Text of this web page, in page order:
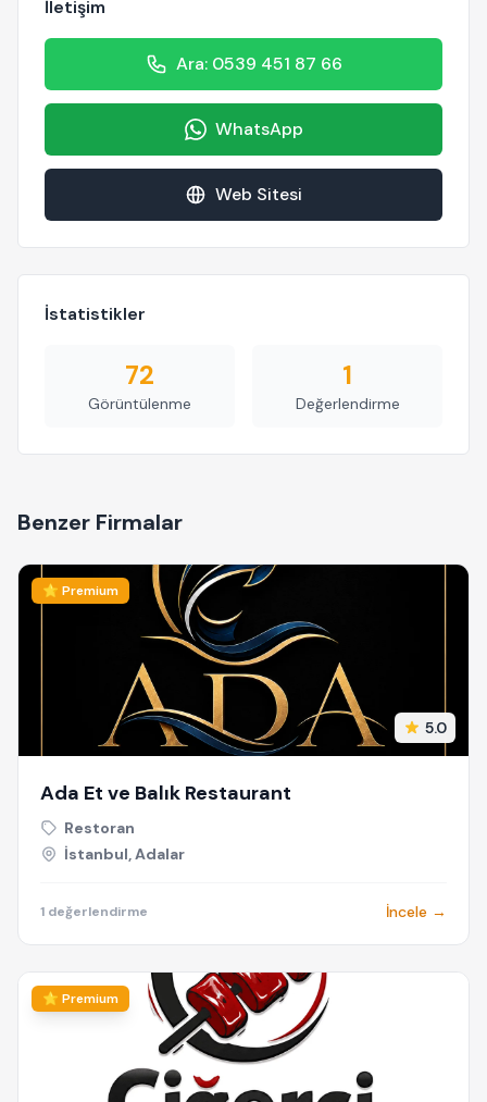
İletişim
Ara: 0539 451 87 66
WhatsApp
Web Sitesi
İstatistikler
72
Görüntülenme
1
Değerlendirme
Benzer Firmalar
⭐ Premium
5.0
Ada Et ve Balık Restaurant
Restoran
İstanbul, Adalar
1 değerlendirme İncele →
⭐ Premium